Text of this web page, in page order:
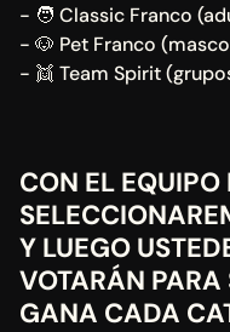
- 🧑 Classic Franco
- 🐶 Pet Franco
- 👯 Team Spirit
CON EL
Y LUEGO
VOTARÁN
GANA CADA